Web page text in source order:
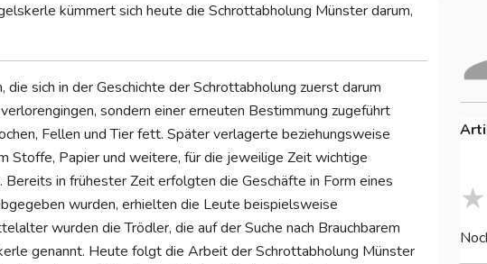
kümmert sich heute die Schrottabholung Münster darum,
sich in der Geschichte der Schrottabholung zuerst darum
sondern einer erneuten Bestimmung zugeführt
Fellen und Tier fett. Später verlagerte beziehungsweise
Stoffe, Papier und weitere, für die jeweilige Zeit wichtige
in frühester Zeit erfolgten die Geschäfte in Form eines
wurden, erhielten die Leute beispielsweise
wurden die Trödler, die auf der Suche nach Brauchbarem
genannt. Heute folgt die Arbeit der Schrottabholung Münster